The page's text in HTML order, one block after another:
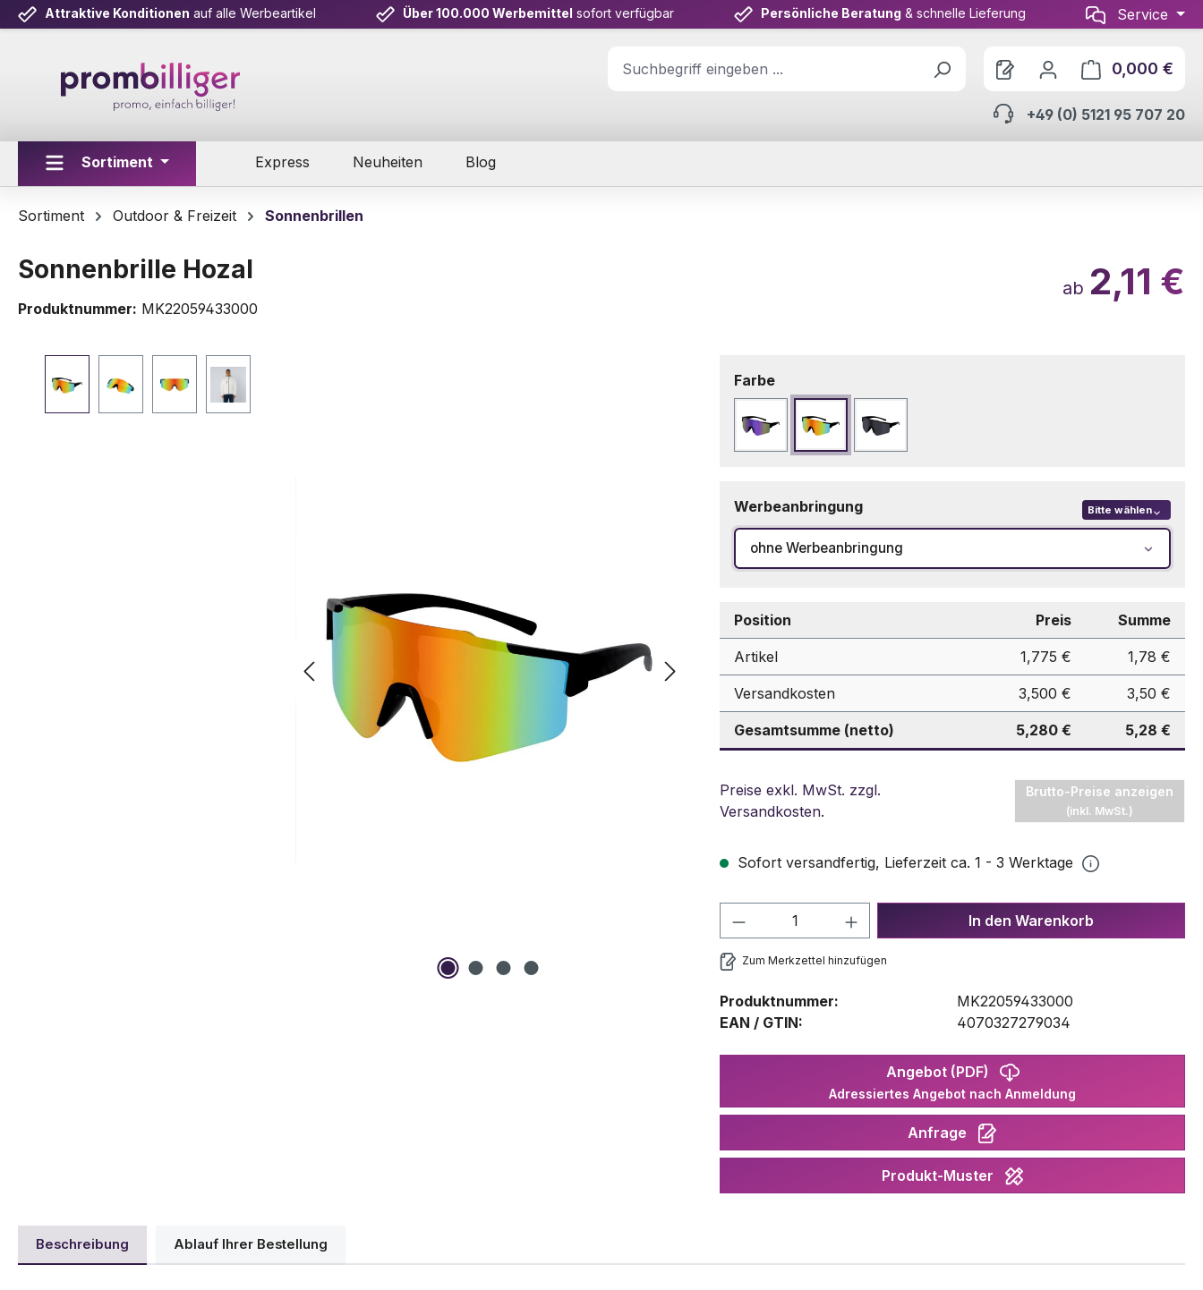
Hauptinhalt springen
Zur Suche springen
Zur Hauptnavigation springen
Attraktive Konditionen auf alle Werbeartikel Über 100.000 Werbemittel sofort verfügbar Persönliche Beratung & schnelle Lieferung Service
0,000 €
+49 (0) 5121 95 707 20
Sortiment Express Neuheiten Blog
Sortiment Outdoor & Freizeit Sonnenbrillen
Sonnenbrille Hozal
Produktnummer: MK22059433000
ab 2,11 €
Farbeauswählen
Blau MulticolorSchwarz
Werbeanbringung Bitte wählen
ohne Werbeanbringung
Position Preis Summe
Artikel 1,775 € 1,78 €
Versandkosten 3,500 € 3,50 €
Gesamtsumme (netto) 5,280 € 5,28 €
Preise exkl. MwSt. zzgl.
Versandkosten.
Brutto-Preise anzeigen
(inkl. MwSt.)
Sofort versandfertig, Lieferzeit ca. 1 - 3 Werktage
Produkt Anzahl: Gib den gewünschten Wert
In den Warenkorb
Zum Merkzettel hinzufügen
Produktnummer:
MK22059433000
EAN / GTIN:
4070327279034
Angebot (PDF)
Adressiertes Angebot nach Anmeldung
Anfrage
Produkt-Muster
Beschreibung Ablauf Ihrer Bestellung